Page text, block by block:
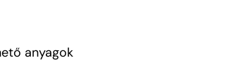
anyagok